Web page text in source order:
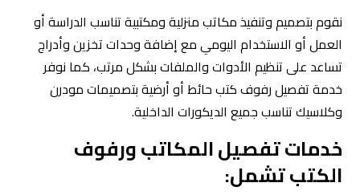
نقوم بتصميم وتنفيذ مكاتب منزلية ومكتبية تناسب الدراسة أو
العمل أو الاستخدام اليومي مع إضافة وحدات تخزين وأدراج
تساعد على تنظيم الأدوات والملفات بشكل مرتب، كما نوفر
خدمة تفصيل رفوف كتب حائط أو أرضية بتصميمات مودرن
وكلاسيك تناسب جميع الديكورات الداخلية.
خدمات تفصيل المكاتب ورفوف
الكتب تشمل: